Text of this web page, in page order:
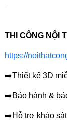
THI CÔNG NỘI
https://
➡️Thiết kế 3D
➡️Bảo hành &
➡️Hỗ trợ khảo